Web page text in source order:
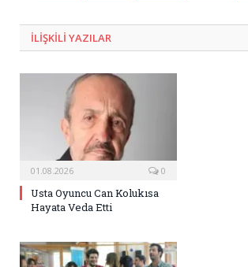
ILIŞKILI YAZILAR
01.08.2026 0
Usta Oyuncu Can Kolukısa
Hayata Veda Etti